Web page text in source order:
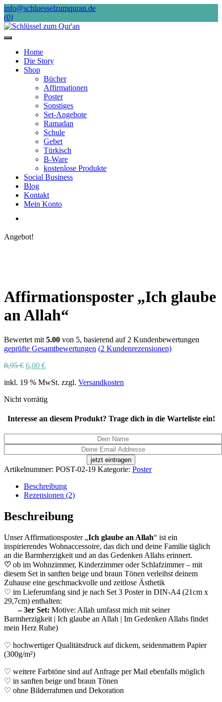
Skip
to
content
info@schluesselzumquran.de
(0)
Home
Die Story
Shop
Bücher
Affirmationen
Poster
Sonstiges
Set-Angebote
Ramadan
Schule
Gebet
Türkisch
B-Ware
kostenlose Produkte
Social Business
Blog
Kontakt
Mein Konto
Angebot!
Affirmationsposter „Ich glaube
an Allah“
Bewertet mit 5.00 von 5, basierend auf 2 Kundenbewertungen
geprüfte Gesamtbewertungen (2 Kundenrezensionen)
8,95€ Ursprünglicher
war:
6,00 €Aktueller
ist:
inkl. 19 % MwSt. zzgl. Versandkosten
Nicht vorrätig
Interesse an diesem Produkt? Trage dich in die Warteliste ein!
jetzt eintragen
Artikelnummer: POST-02-19 Kategorie: Poster
Beschreibung
Rezensionen (2)
Beschreibung
Unser Affirmationsposter „Ich glaube an Allah“ ist ein
inspirierendes Wohnaccessoire, das dich und deine Familie täglich
an die Barmherzigkeit und an das Gedenken Allahs erinnert.
♡ ob im Wohnzimmer, Kinderzimmer oder Schlafzimmer – mit
diesem Set in sanften beige und braun Tönen verleihst deinem
Zuhause eine geschmackvolle und zeitlose Ästhetik
♡ im Lieferumfang sind je nach Set 3 Poster in DIN-A4 (21cm x
29,7cm) enthalten:
– 3er Set: Motive: Allah umfasst mich mit seiner
Barmherzigkeit | Ich glaube an Allah | Im Gedenken Allahs findet
mein Herz Ruhe)
♡ hochwertiger Qualitätsdruck auf dickem, seidenmattem Papier
(300g/m²)
♡ weitere Farbtöne sind auf Anfrage per Mail ebenfalls möglich
♡ in sanften beige und braun Tönen
♡ ohne Bilderrahmen und Dekoration